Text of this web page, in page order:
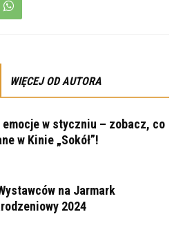
WIĘCEJ OD AUTORA
emocje w styczniu – zobacz, co
w Kinie „Sokół”!
na Jarmark
2024